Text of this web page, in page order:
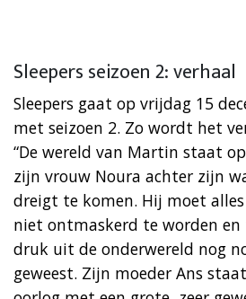
Sleepers seizoen 2: verhaal
Sleepers gaat op vrijdag 15
met seizoen 2. Zo wordt het
“De wereld van Martin staat
zijn vrouw Noura achter zijn
dreigt te komen. Hij moet
niet ontmaskerd te worden
druk uit de onderwereld nog
geweest. Zijn moeder Ans